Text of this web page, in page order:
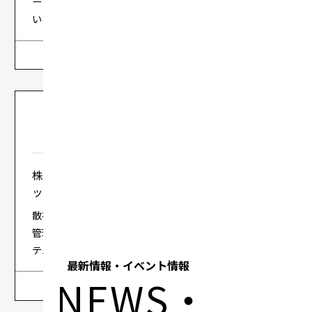
最新情報・イベント情報
NEWS・
いこなし顧客のDXを支援。
株式会社ジェイアール西日本デイリーサービスネ
ット 様
散在していた店舗や設備のデータをプリザンターで一元
管理。高レベルのセキュリティ要件を満たした管理シス
テムの構築に成功。
詳しく見る